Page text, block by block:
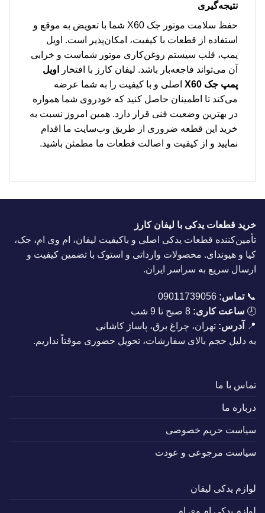
نتیجه‌گیری
حفظ سلامت موتور جک X60 شما با تعویض به موقع و
استفاده از قطعات با کیفیت، امکان‌پذیر است. اویل
پمپ، قلب سیستم روغن‌کاری موتور شماست و خرابی
آن می‌تواند فاجعه‌بار باشد. لیفان کارز با افتخار
اویل
پمپ جک X60
اصلی و با کیفیت را به شما عرضه
می‌کند تا اطمینان حاصل کنید که خودروی شما همواره
در بهترین وضعیت فنی قرار دارد. همین امروز نسبت به
خرید این قطعه ضروری از طریق وب‌سایت ما اقدام
نمایید و از کیفیت و اصالت قطعات ما مطمئن باشید.
خرید قطعات یدکی با لیفان کارز
تأمین‌کننده قطعات یدکی اصلی و باکیفیت لیفان، ام وی ام، جک،
کیا و هیوندای. محصولات وارداتی و استوک با تضمین کیفیت و
ارسال سریع به سراسر ایران.
📞تماس: 09011739056
🕗 ساعت کاری:
📍
آدرس: تهران، چراغ برق، پاساژ کاشانی
به دلیل حجم بالای سفارشات، تحویل حضوری موقتاً نداریم.
تماس با ما
درباره ما
سیاست حریم خصوصی
سیاست مرجوعی و عودت
لوازم یدکی لیفان